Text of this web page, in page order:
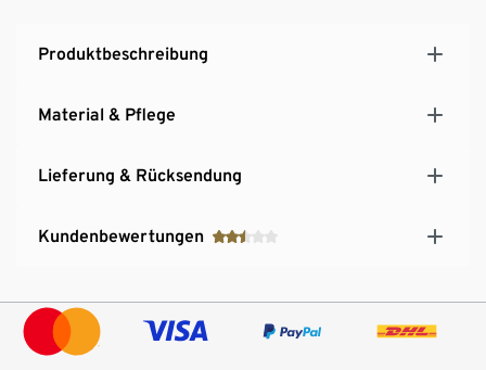
Produktbeschreibung
Material & Pflege
Lieferung & Rücksendung
Kundenbewertungen